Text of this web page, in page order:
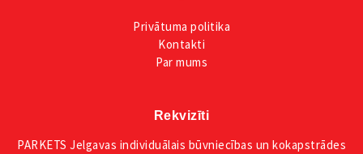
Privātuma politika
Kontakti
Par mums
Rekvizīti
PARKETS Jelgavas individuālais būvniecības un kokapstrādes